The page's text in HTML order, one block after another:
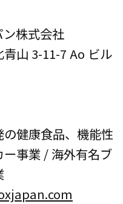
株式会社
山 3-11-7 Ao ビル
健康食品、機能性
事業 / 海外有名ブ